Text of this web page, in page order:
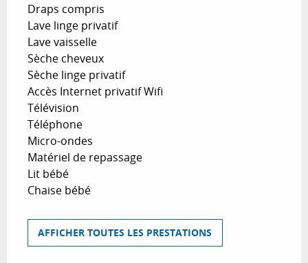
Draps compris
Lave linge privatif
Lave vaisselle
Sèche cheveux
Sèche linge privatif
Accès Internet privatif Wifi
Télévision
Téléphone
Micro-ondes
Matériel de repassage
Lit bébé
Chaise bébé
AFFICHER TOUTES LES PRESTATIONS